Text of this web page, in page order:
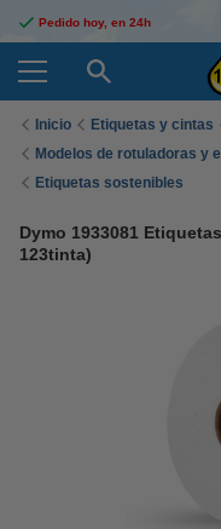
Pedido hoy, en 24h
Inicio Etiquetas y cintas
Modelos de rotuladoras y
Etiquetas sostenibles
Dymo 1933081
123tinta)